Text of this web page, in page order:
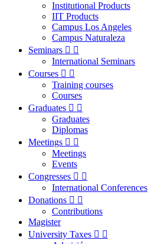
Institutional Products
IIT Products
Campus Los Angeles
Campus Naturaleza
Seminars  
International Seminars
Courses  
Training courses
Courses
Graduates  
Graduates
Diplomas
Meetings  
Meetings
Events
Congresses  
International Conferences
Donations  
Contributions
Magister
University Taxes  